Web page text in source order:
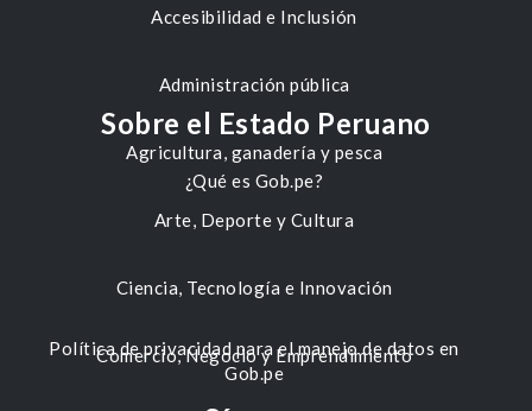
Accesibilidad e Inclusión
Administración pública
Agricultura, ganadería y pesca
Arte, Deporte y Cultura
Ciencia, Tecnología e Innovación
Comercio, Negocio y Emprendimiento
Sobre el Estado Peruano
¿Qué es Gob.pe?
Política de privacidad para el manejo de datos en
Gob.pe